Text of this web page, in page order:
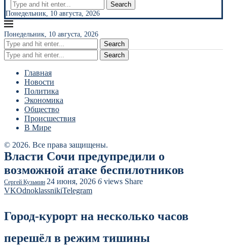
Search
Понедельник, 10 августа, 2026
Понедельник, 10 августа, 2026
Search
Search
Главная
Новости
Политика
Экономика
Общество
Происшествия
В Мире
© 2026. Все права защищены.
Власти Сочи предупредили о
возможной атаке беспилотников
Сергей Кузьмин 24 июня, 2026 6 views Share
VKOdnoklassnikiTelegram
Город-курорт на несколько часов
перешёл в режим тишины